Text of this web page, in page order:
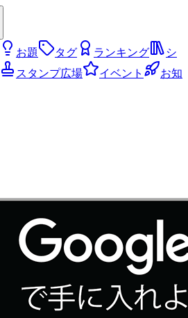
お題 タグ ランキング
シ
スタンプ広場 イベント
お知